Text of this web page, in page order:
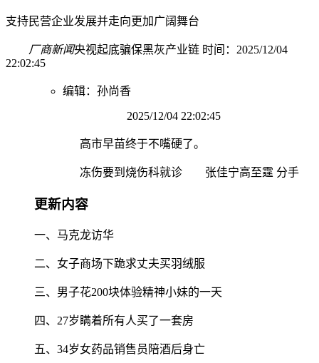
支持民营企业发展并走向更加广阔舞台
厂商新闻央视起底骗保黑灰产业链 时间：2025/12/04
22:02:45
编辑：孙尚香
2025/12/04 22:02:45
高市早苗终于不嘴硬了。
冻伤要到烧伤科就诊 张佳宁高至霆 分手
更新内容
一、马克龙访华
二、女子商场下跪求丈夫买羽绒服
三、男子花200块体验精神小妹的一天
四、27岁瞒着所有人买了一套房
五、34岁女药品销售员陪酒后身亡